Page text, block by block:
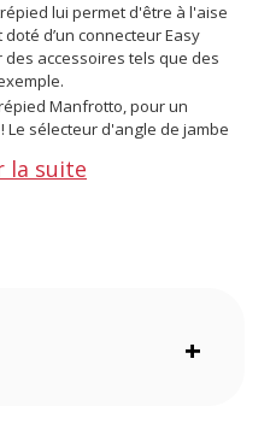
lui permet d'être à l'aise
d’un connecteur Easy
des accessoires tels que des
Manfrotto, pour un
sélecteur d'angle de jambe
au sujet photographié.
en vous enregistrant via ce
la suite
+